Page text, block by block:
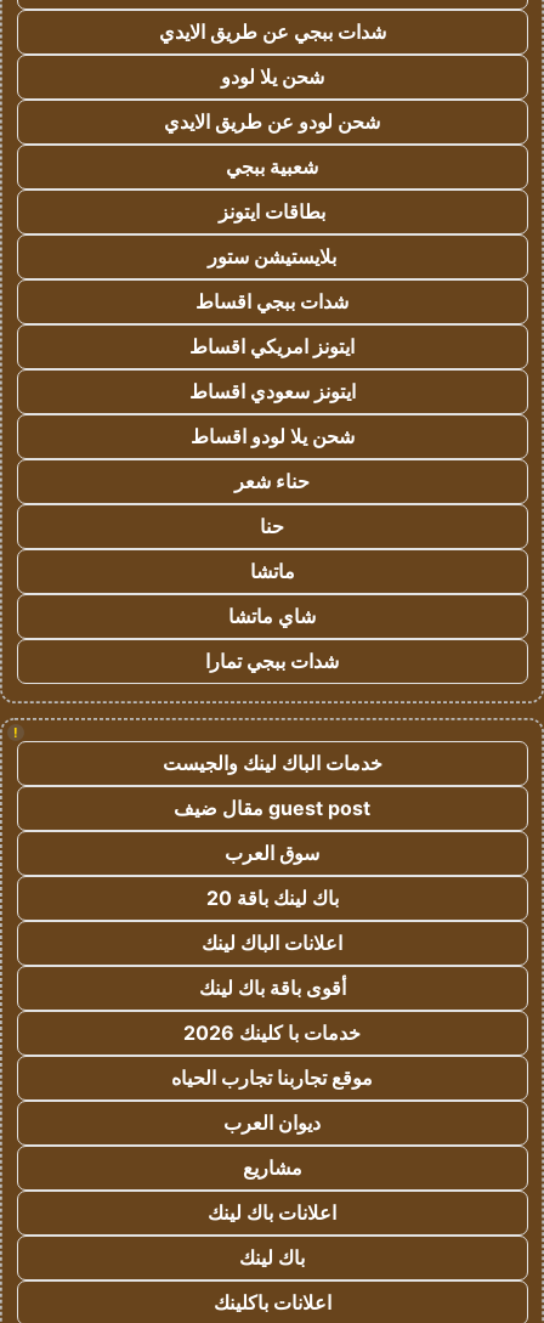
شدات ببجي عن طريق الايدي
شحن يلا لودو
شحن لودو عن طريق الايدي
شعبية ببجي
بطاقات ايتونز
بلايستيشن ستور
شدات ببجي اقساط
ايتونز امريكي اقساط
ايتونز سعودي اقساط
شحن يلا لودو اقساط
حناء شعر
حنا
ماتشا
شاي ماتشا
شدات ببجي تمارا
!
خدمات الباك لينك والجيست
guest post مقال ضيف
سوق العرب
باك لينك باقة 20
اعلانات الباك لينك
أقوى باقة باك لينك
خدمات با كلينك 2026
موقع تجاربنا تجارب الحياه
ديوان العرب
مشاريع
اعلانات باك لينك
باك لينك
اعلانات باكلينك